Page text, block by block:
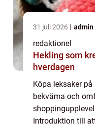
31 juli 2026 admin
redaktionel
Hekling som
hverdagen
Köpa leksaker
bekväma och
Introduktion till